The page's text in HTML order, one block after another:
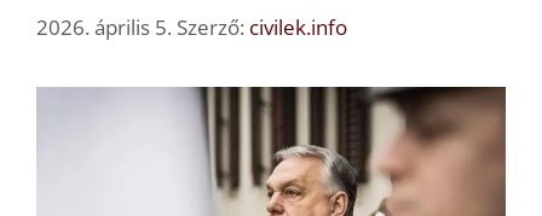
2026. április 5. Szerző: civilek.info